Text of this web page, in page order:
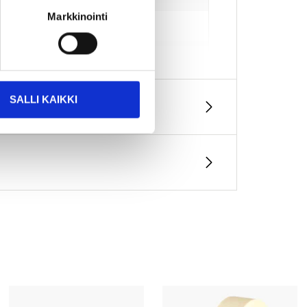
Markkinointi
SALLI KAIKKI
ja viileässä tiiviisti suljetussa